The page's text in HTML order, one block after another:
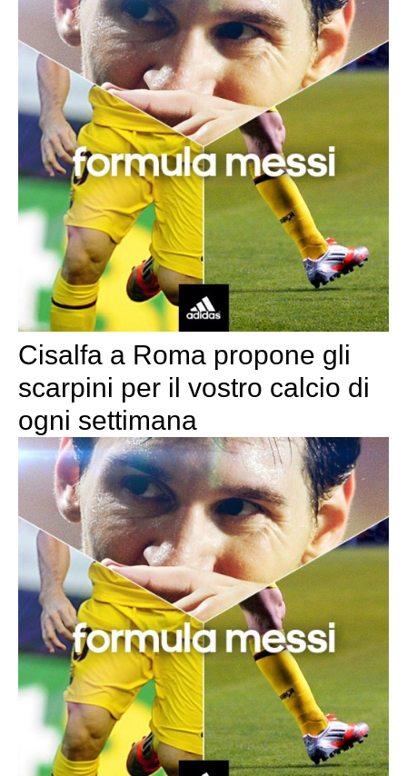
Cisalfa a Roma propone gli
scarpini per il vostro calcio di
ogni settimana